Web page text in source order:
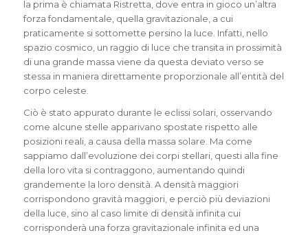
la prima è chiamata Ristretta, dove entra in gioco un’altra
forza fondamentale, quella gravitazionale, a cui
praticamente si sottomette persino la luce. Infatti, nello
spazio cosmico, un raggio di luce che transita in prossimità
di una grande massa viene da questa deviato verso se
stessa in maniera direttamente proporzionale all’entità del
corpo celeste.
Ciò è stato appurato durante le eclissi solari, osservando
come alcune stelle apparivano spostate rispetto alle
posizioni reali, a causa della massa solare. Ma come
sappiamo dall’evoluzione dei corpi stellari, questi alla fine
della loro vita si contraggono, aumentando quindi
grandemente la loro densità. A densità maggiori
corrispondono gravità maggiori, e perciò più deviazioni
della luce, sino al caso limite di densità infinita cui
corrisponderà una forza gravitazionale infinita ed una